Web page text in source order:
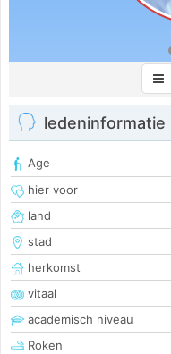
ledeninformatie
Age
hier voor
land
stad
herkomst
vitaal
academisch niveau
Roken